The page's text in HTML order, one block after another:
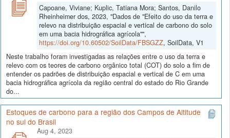
Capoane, Viviane; Kuplic, Tatiana Mora; Santos, Danilo
Rheinheimer dos, 2023, "Dados de "Efeito do uso da terra e
relevo na distribuição espacial e vertical de carbono do solo
em uma bacia hidrográfica agrícola"",
https://doi.org/10.60502/SoilData/FBSGZZ, SoilData, V1
Neste trabalho foram investigadas as relações entre o uso da terra e
relevo com os teores de carbono orgânico total (COT) do solo a fim de
entender os padrões de distribuição espacial e vertical de C em uma
bacia hidrográfica agrícola da região central do estado do Rio Grande
do...
Estoques de carbono para a região dos Campos de Altitude
no sul do Brasil
Aug 4, 2023